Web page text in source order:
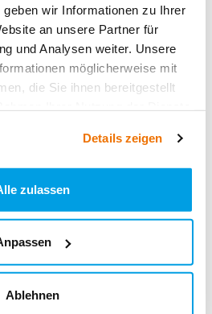
wir Informationen zu Ihrer
an unsere Partner für
und Analysen weiter. Unsere
möglicherweise mit
die Sie ihnen bereitgestellt
Details zeigen
zulassen
Ablehnen